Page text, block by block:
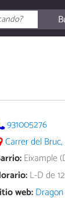
931005276
Carrer del
Eixample
L-D de
web: